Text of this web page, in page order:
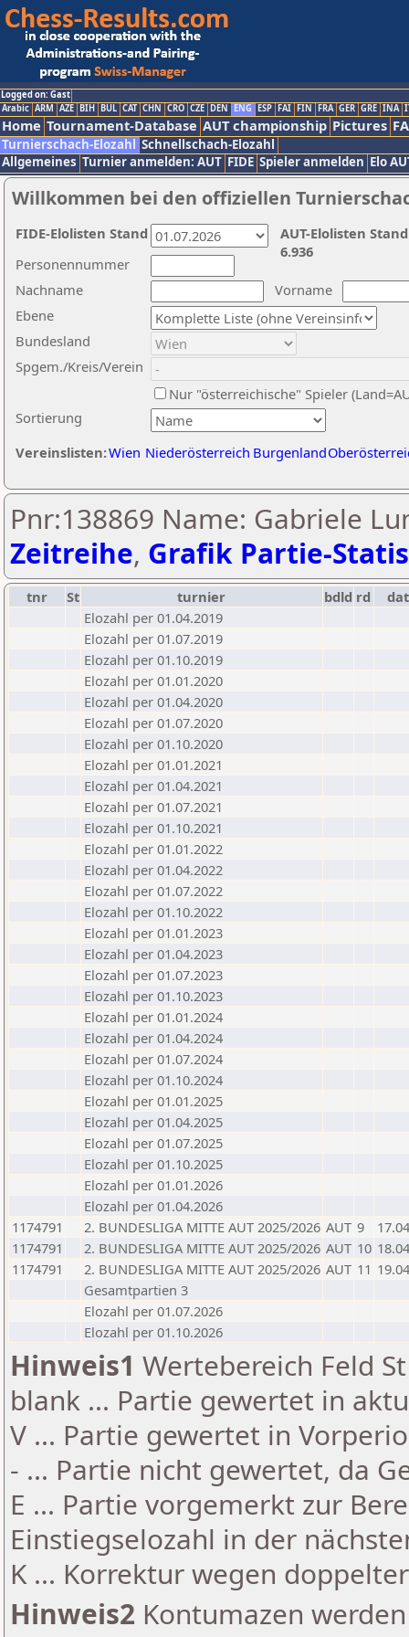
Logged on: Gast
Arabic ARM AZE BIH BUL CAT CHN CRO CZE DEN ENG ESP FAI FIN FRA GER GRE INA
Home Tournament-Database AUT championship Pictures
Turnierschach-Elozahl Schnellschach-Elozahl
Allgemeines Turnier anmelden: AUT FIDE Spieler anmelden Elo
Willkommen bei den offiziellen
Nachname
Vorname
Ebene
Sortierung
Personennummer
Bundesland
Spgem./Kreis/Verein
Nur "österreichische" Spieler
Vereinslisten:Wien Niederösterreich Burgenland
AUT-Elolisten
6.936
FIDE-Elolisten Stand
Pnr:138869 Name: Gabriele
Zeitreihe, Grafik Partie-
tnr St turnier bdld rd
Elozahl per 01.04.2019
Elozahl per 01.07.2019
Elozahl per 01.10.2019
Elozahl per 01.01.2020
Elozahl per 01.04.2020
Elozahl per 01.07.2020
Elozahl per 01.10.2020
Elozahl per 01.01.2021
Elozahl per 01.04.2021
Elozahl per 01.07.2021
Elozahl per 01.10.2021
Elozahl per 01.01.2022
Elozahl per 01.04.2022
Elozahl per 01.07.2022
Elozahl per 01.10.2022
Elozahl per 01.01.2023
Elozahl per 01.04.2023
Elozahl per 01.07.2023
Elozahl per 01.10.2023
Elozahl per 01.01.2024
Elozahl per 01.04.2024
Elozahl per 01.07.2024
Elozahl per 01.10.2024
Elozahl per 01.01.2025
Elozahl per 01.04.2025
Elozahl per 01.07.2025
Elozahl per 01.10.2025
Elozahl per 01.01.2026
Elozahl per 01.04.2026
1174791
2. BUNDESLIGA MITTE AUT 2025/2026 AUT 9
1174791
2. BUNDESLIGA MITTE AUT 2025/2026 AUT 10
1174791
2. BUNDESLIGA MITTE AUT 2025/2026 AUT 11
Gesamtpartien 3
Elozahl per 01.07.2026
Elozahl per 01.10.2026
Hinweis1 Wertebereich Feld
blank ... Partie gewertet in
V ... Partie gewertet in
- ... Partie nicht gewertet, da
E ... Partie vorgemerkt zur
Einstiegselozahl in der
K ... Korrektur wegen
Hinweis2 Kontumazen